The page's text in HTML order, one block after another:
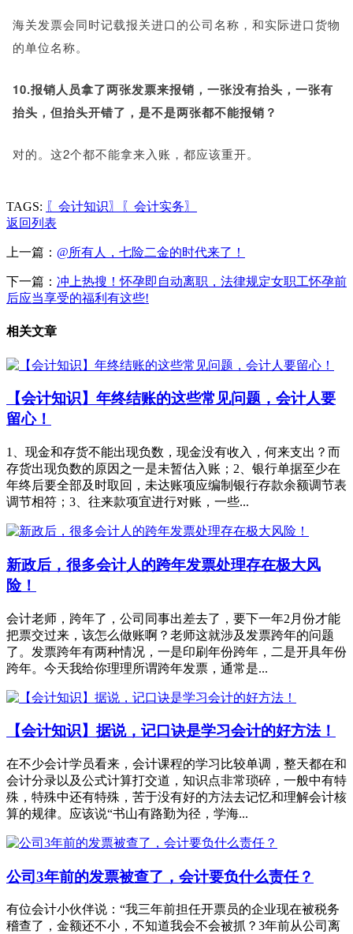
海关发票会同时记载报关进口的公司名称，和实际进口货物
的单位名称。
10.报销人员拿了两张发票来报销，一张没有抬头，一张有
抬头，但抬头开错了，是不是两张都不能报销？
对的。这2个都不能拿来入账，都应该重开。
TAGS: 〖会计知识〗
〖会计实务〗
返回列表
上一篇： @所有人，七险二金的时代来了！
下一篇： 冲上热搜！怀孕即自动离职，法律规定女职工怀孕前
后应当享受的福利有这些!
相关文章
【会计知识】年终结账的这些常见问题，会计人要
留心！
1、现金和存货不能出现负数，现金没有收入，何来支出？而
存货出现负数的原因之一是未暂估入账；2、银行单据至少在
年终后要全部及时取回，未达账项应编制银行存款余额调节表
调节相符；3、往来款项宜进行对账，一些...
新政后，很多会计人的跨年发票处理存在极大风
险！
会计老师，跨年了，公司同事出差去了，要下一年2月份才能
把票交过来，该怎么做账啊？老师这就涉及发票跨年的问题
了。发票跨年有两种情况，一是印刷年份跨年，二是开具年份
跨年。今天我给你理理所谓跨年发票，通常是...
【会计知识】据说，记口诀是学习会计的好方法！
在不少会计学员看来，会计课程的学习比较单调，整天都在和
会计分录以及公式计算打交道，知识点非常琐碎，一般中有特
殊，特殊中还有特殊，苦于没有好的方法去记忆和理解会计核
算的规律。应该说“书山有路勤为径，学海...
公司3年前的发票被查了，会计要负什么责任？
有位会计小伙伴说：“我三年前担任开票员的企业现在被税务
稽查了，金额还不小，不知道我会不会被抓？3年前从公司离